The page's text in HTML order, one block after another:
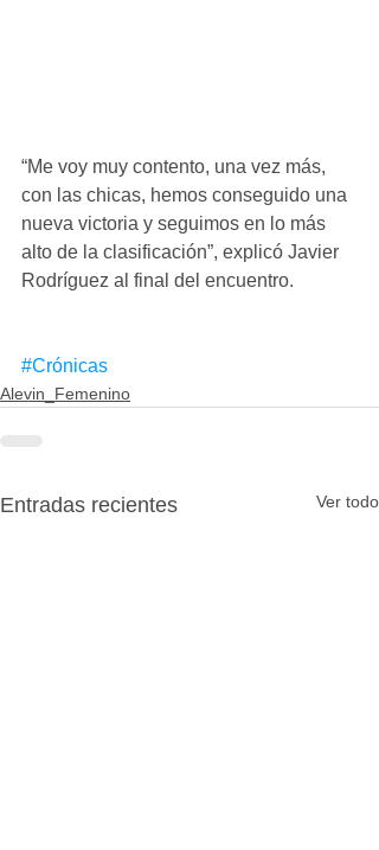
“Me voy muy contento, una vez más,
con las chicas, hemos conseguido una
nueva victoria y seguimos en lo más
alto de la clasificación”, explicó Javier
Rodríguez al final del encuentro.
#Crónicas
Alevin_Femenino
Entradas recientes Ver todo